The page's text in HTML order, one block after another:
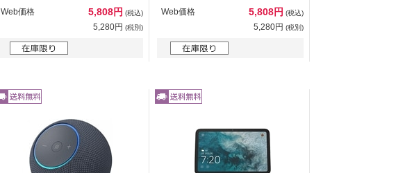
Web価格 5,808円 (税込)
5,280円 (税別)
Web価格 5,808円 (税込)
5,280円 (税別)